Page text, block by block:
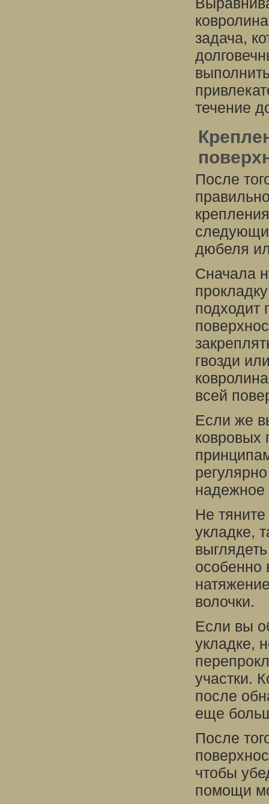
задача,
течение
После
дюбеля
Сначала
подходит
гвозди
всей
Если же
ковровых
надежное
Не
укладке,
особенно
волочки.
Если вы
укладке,
участки.
после
еще
После
чтобы
помощи